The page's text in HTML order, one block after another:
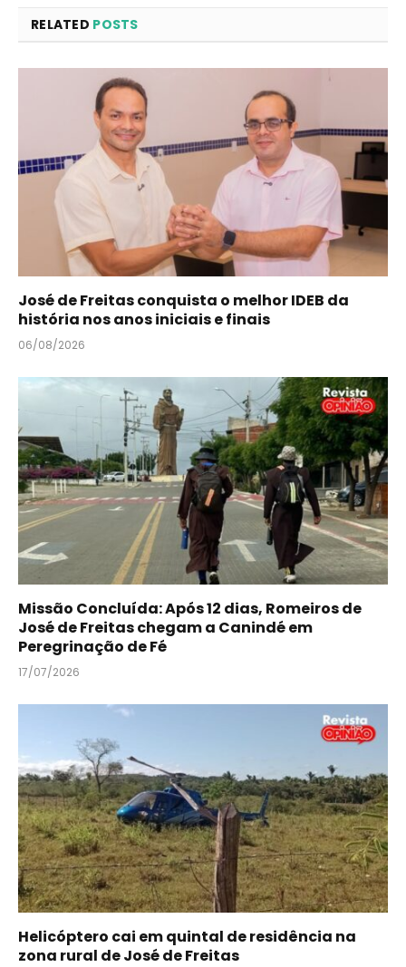
RELATED POSTS
José de Freitas conquista o melhor IDEB da
história nos anos iniciais e finais
06/08/2026
Missão Concluída: Após 12 dias, Romeiros de
José de Freitas chegam a Canindé em
Peregrinação de Fé
17/07/2026
Helicóptero cai em quintal de residência na
zona rural de José de Freitas